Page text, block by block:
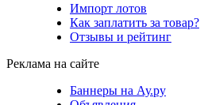
Импорт лотов
Как заплатить за товар?
Отзывы и рейтинг
Реклама на сайте
Баннеры на Ау.ру